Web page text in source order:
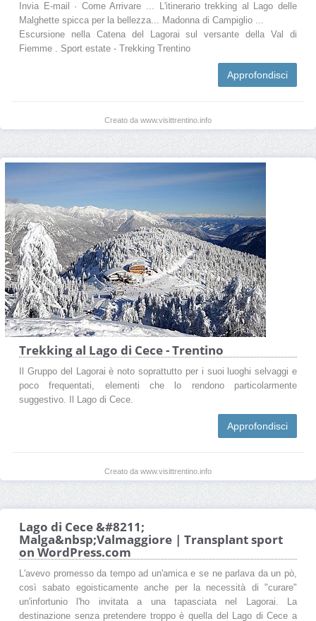
Invia E-mail · Come Arrivare ... L'itinerario trekking al Lago delle
Malghette spicca per la bellezza... Madonna di Campiglio ...
Escursione nella Catena del Lagorai sul versante della Val di
Fiemme . Sport estate - Trekking Trentino
Approfondisci
Creato da www.visittrentino.info
Trekking al Lago di Cece - Trentino
Il Gruppo del Lagorai è noto soprattutto per i suoi luoghi selvaggi e
poco frequentati, elementi che lo rendono particolarmente
suggestivo. Il Lago di Cece.
Approfondisci
Creato da www.visittrentino.info
Lago di Cece &#8211;
Malga&nbsp;Valmaggiore | Transplant sport
on WordPress.com
L'avevo promesso da tempo ad un'amica e se ne parlava da un pò,
così sabato egoisticamente anche per la necessità di "curare"
un'infortunio l'ho invitata a una tapasciata nel Lagorai. La
destinazione senza pretendere troppo è quella del Lago di Cece a